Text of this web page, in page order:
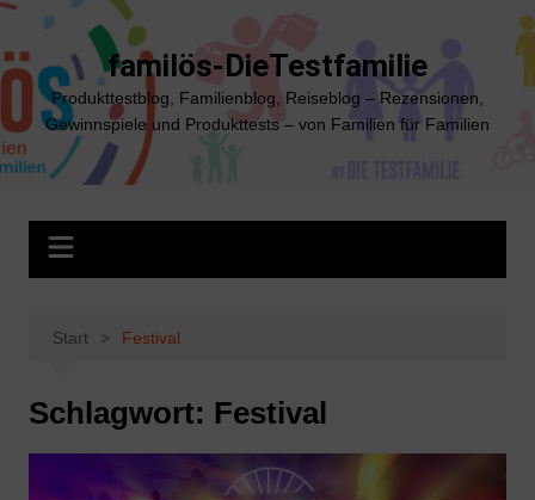
Zum
springen
familös-DieTestfamilie
Produkttestblog, Familienblog, Reiseblog – Rezensionen,
Gewinnspiele und Produkttests – von Familien für Familien
Start Festival
Schlagwort: Festival